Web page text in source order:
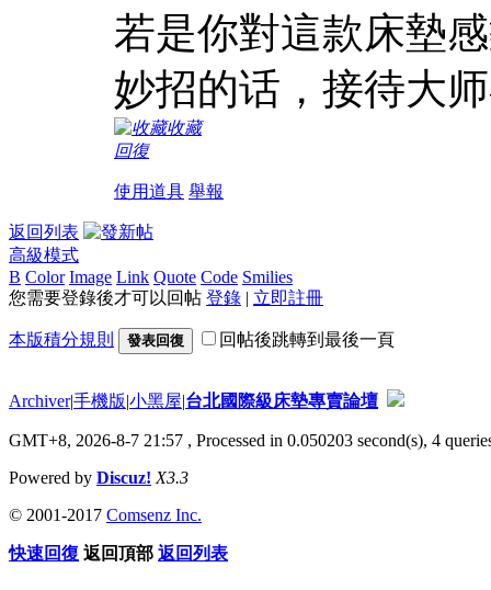
若是你對這款床墊
妙招的话，接待大
收藏
回復
使用道具 舉報
返回列表
高級模式
B Color Image Link Quote Code Smilies
您需要登錄後才可以回帖 登錄 | 立即註冊
本版積分規則 發表回復 回帖後跳轉到最後一頁
Archiver|手機版|小黑屋|台北國際級床墊專賣論壇
GMT+8, 2026-8-7 21:57 , Processed in 0.050203 second(s), 4
Powered by Discuz! X3.3
© 2001-2017 Comsenz Inc.
快速回復 返回頂部 返回列表